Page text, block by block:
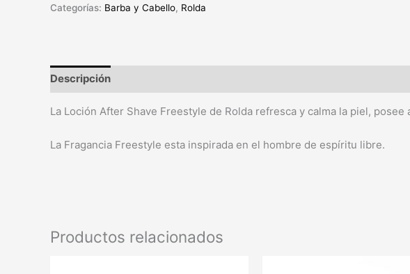
Categorías: Barba y Cabello, Rolda
Descripción
La Loción After Shave Freestyle de Rolda refresca y calma la piel,
La Fragancia Freestyle esta inspirada en el hombre de espíritu libre.
Productos relacionados